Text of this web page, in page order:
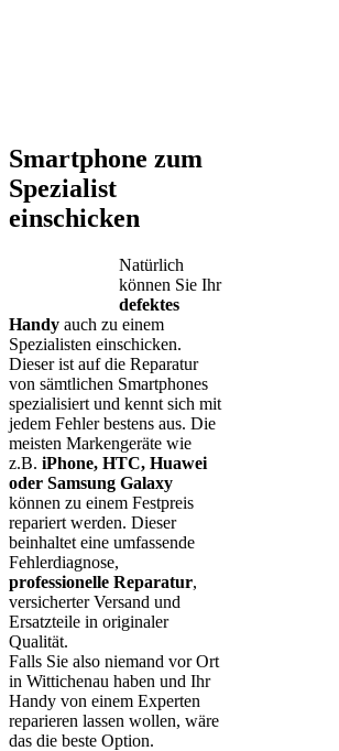
Smartphone zum
Spezialist
einschicken
Natürlich
können Sie Ihr
defektes
Handy auch zu einem
Spezialisten einschicken.
Dieser ist auf die Reparatur
von sämtlichen Smartphones
spezialisiert und kennt sich mit
jedem Fehler bestens aus. Die
meisten Markengeräte wie
z.B. iPhone, HTC, Huawei
oder Samsung Galaxy
können zu einem Festpreis
repariert werden. Dieser
beinhaltet eine umfassende
Fehlerdiagnose,
professionelle Reparatur,
versicherter Versand und
Ersatzteile in originaler
Qualität.
Falls Sie also niemand vor Ort
in Wittichenau haben und Ihr
Handy von einem Experten
reparieren lassen wollen, wäre
das die beste Option.